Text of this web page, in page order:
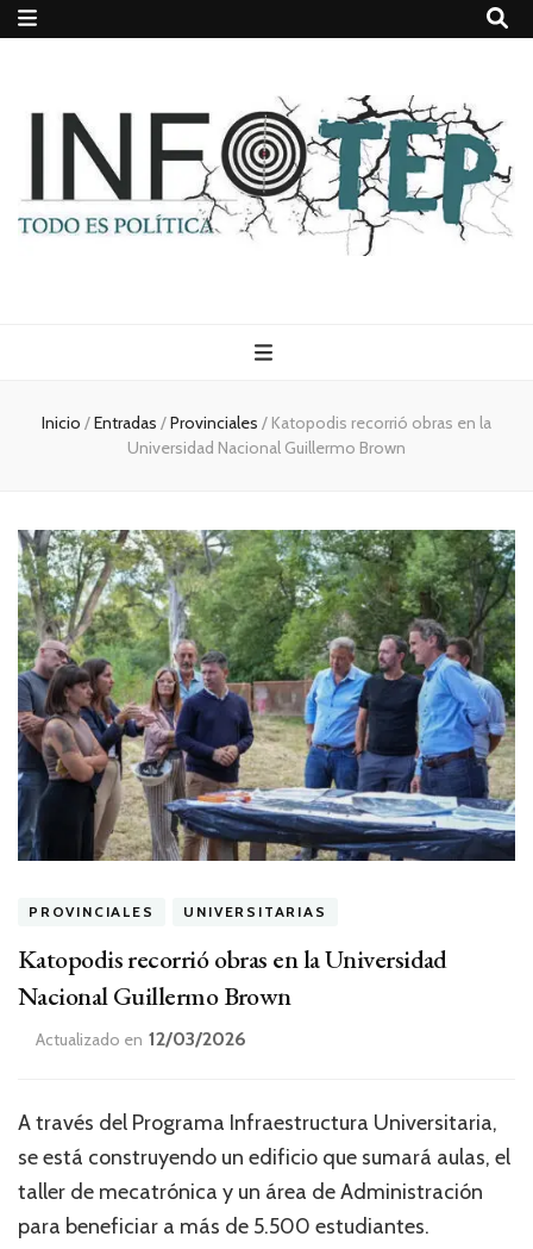
Todo es
(rosca)
política
Inicio /Entradas /Provinciales / Katopodis recorrió obras en la
Universidad Nacional Guillermo Brown
PROVINCIALES UNIVERSITARIAS
Katopodis recorrió obras en la Universidad
Nacional Guillermo Brown
Actualizado en 12/03/2026
A través del Programa Infraestructura Universitaria,
se está construyendo un edificio que sumará aulas, el
taller de mecatrónica y un área de Administración
para beneficiar a más de 5.500 estudiantes.